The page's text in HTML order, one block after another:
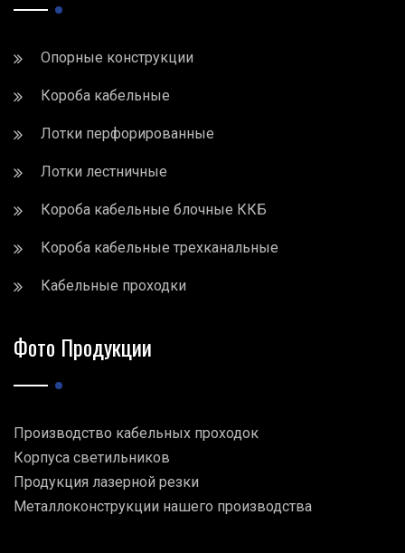
Опорные конструкции
Короба кабельные
Лотки перфорированные
Лотки лестничные
Короба кабельные блочные ККБ
Короба кабельные трехканальные
Кабельные проходки
Фото Продукции
Производство кабельных проходок
Корпуса светильников
Продукция лазерной резки
Металлоконструкции нашего производства